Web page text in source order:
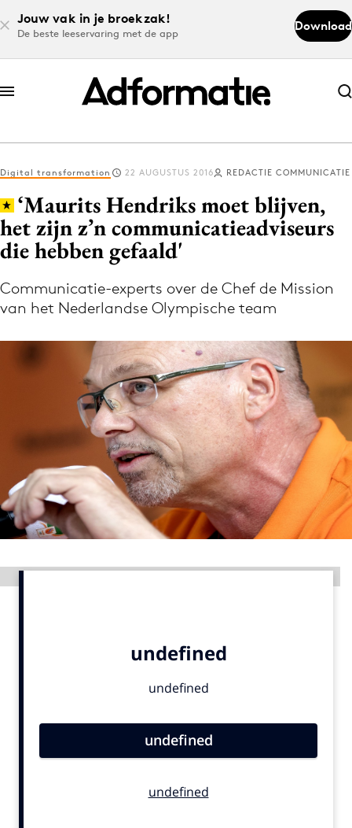
Jouw vak in je broekzak!
De beste leeservaring met de app
Download
Abonneer nu
Abonneer nu
Log in
Download de app
Volg het laatste nieuws via de Adformatie
Nieuws app
9 sept: GenAI-training
12 nov: MarketingLive!
Adverteren
Events
Opleidingen
Vacatures
Bureaus
Digital transformation 22 AUGUSTUS 2016 REDACTIE COMMUNICATIE
‘Maurits Hendriks moet blijven,
het zijn z’n communicatieadviseurs
die hebben gefaald'
Communicatie-experts over de Chef de Mission
van het Nederlandse Olympische team